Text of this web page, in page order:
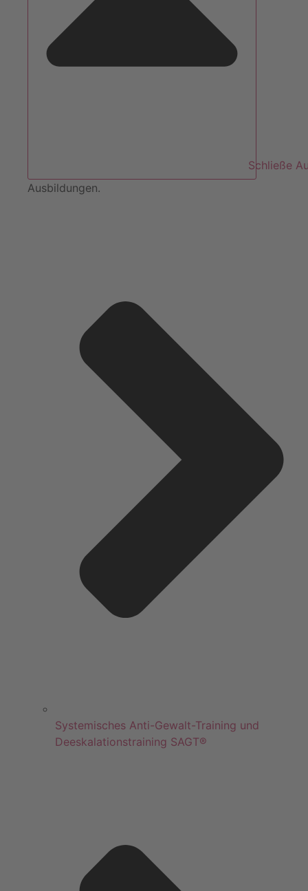
Schließe
Ausbildungen.
Systemisches Anti-Gewalt-Training und
Deeskalationstraining SAGT®